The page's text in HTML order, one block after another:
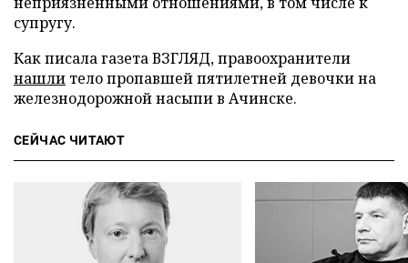
супругу.
Как писала газета ВЗГЛЯД, правоохранители
нашли тело пропавшей пятилетней девочки на
железнодорожной насыпи в Ачинске.
СЕЙЧАС ЧИТАЮТ